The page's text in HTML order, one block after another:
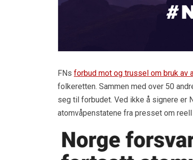
FNs forbud mot og trussel om bruk av
folkeretten. Sammen med over 50
seg til forbudet. Ved ikke å signere er
atomvåpenstatene fra presset om